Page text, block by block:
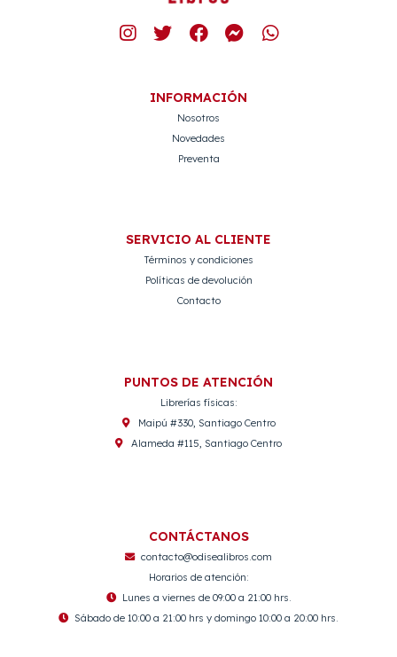
INFORMACIÓN
Nosotros
Novedades
Preventa
SERVICIO AL CLIENTE
Términos y condiciones
Políticas de devolución
Contacto
PUNTOS DE ATENCIÓN
Librerías físicas:
Maipú #330, Santiago Centro
Alameda #115, Santiago Centro
CONTÁCTANOS
contacto@odisealibros.com
Horarios de atención:
Lunes a viernes de 09:00 a 21:00 hrs.
Sábado de 10:00 a 21:00 hrs y domingo 10:00 a 20:00 hrs.